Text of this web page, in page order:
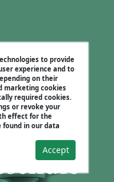
to provide
experience and to
on their
marketing cookies
required cookies.
or revoke your
effect for the
in our data
Accept